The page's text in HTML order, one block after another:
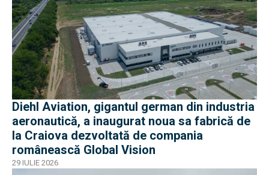
Diehl Aviation, gigantul german din industria
aeronautică, a inaugurat noua sa fabrică de
la Craiova dezvoltată de compania
românească Global Vision
29 IULIE 2026